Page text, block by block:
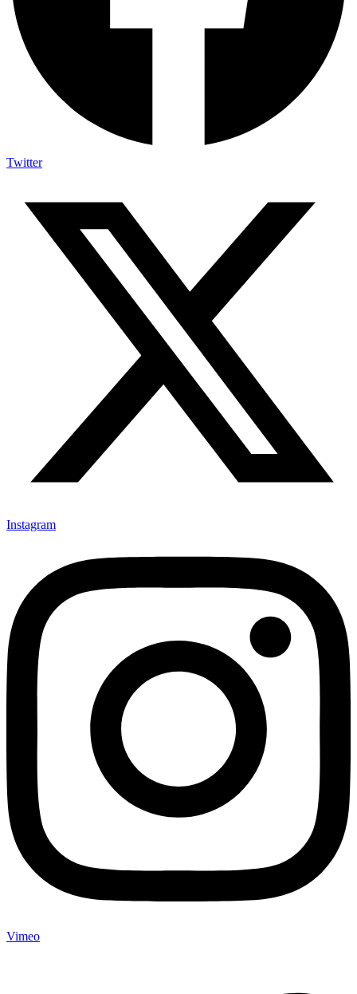
Twitter
Instagram
Vimeo